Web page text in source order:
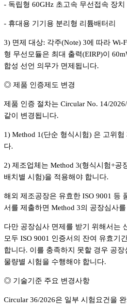
- 독립형 60GHz 초고속 무선접속 장치
- 휴대용 기기용 분리형 리튬배터리
3) 면제 대상: 각주(Note) 3에 따라 Wi-
형 무선모듈은 최대 출력(EIRP)이
합성 선언 의무가 면제됩니다.
◎ 제품 인증제도 변경
제품 인증 절차는 Circular No. 14/
같이 변경됩니다.
1) Method 1(단순 형식시험) 은 고위험
다.
2) 제조업체는 Method 3(형식시험+공
배치별 시험)을 적용해야 합니다.
해외 제조공장은 유효한 ISO 9001 등
서를 제출하면 Method 3의 공장심사
다만 공장심사 면제를 받기 위해서는
모두 ISO 9001 인증서의 잔여 유효기
합니다. 이를 충족하지 못할 경우 공
물량별 시험을 수행해야 합니다.
◎ 기술기준 주요 변경사항
Circular 36/2026은 일부 시험요건을